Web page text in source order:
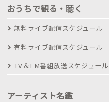
おうちで観る・聴く
無料ライブ配信スケジュール
有料ライブ配信スケジュール
TV＆FM番組放送スケジュール
アーティスト名鑑